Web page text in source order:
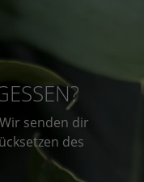
senden dir
des